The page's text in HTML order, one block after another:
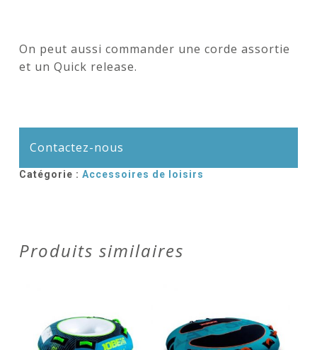
On peut aussi commander une corde assortie
et un Quick release.
Contactez-nous
Catégorie : Accessoires de loisirs
Produits similaires